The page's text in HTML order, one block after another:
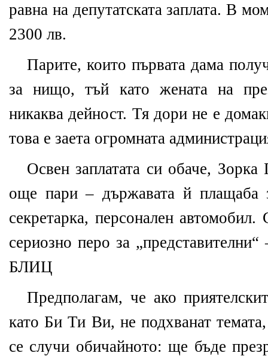
равна на депутатската заплата. В
2300 лв.
Парите, които първата дама
за нищо, тъй като жената на
никаква дейност. Тя дори не е
това е заета огромната
Освен заплатата си обаче,
още пари – държавата й плащаба
секретарка, персонален
сериозно перо за
БЛИЦ
Предполагам, че ако
като Би Ти Ви, не подхванат
се случи обичайното: ще бъде